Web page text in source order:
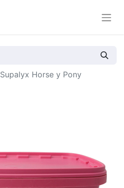
Supalyx Horse y Pony